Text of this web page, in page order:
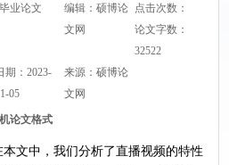
业论文
编辑：硕博论
文网
点击次数：
论文字数：
32522
期：2023-
05
来源：硕博论
文网
论文格式
文中，我们分析了直播视频的特性